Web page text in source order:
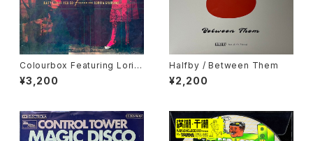
Colourbox Featuring Lorita
Grahame / Baby I Love You
So
¥3,200
Halfby / Between Them
¥2,200